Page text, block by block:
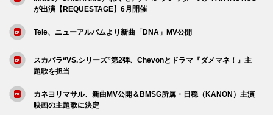
が出演【REQUESTAGE】6月開催
Tele、ニューアルバムより新曲「DNA」MV公開
スカパラ“VS.シリーズ”第2弾、Chevonとドラマ『ダメマネ！』主
題歌を担当
カネヨリマサル、新曲MV公開＆BMSG所属・日穏（KANON）主演
映画の主題歌に決定